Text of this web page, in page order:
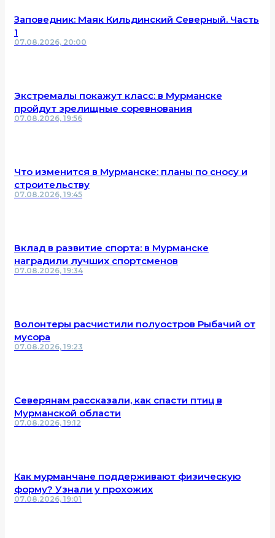
Заповедник: Маяк Кильдинский Северный. Часть
1
07.08.2026, 20:00
Экстремалы покажут класс: в Мурманске
пройдут зрелищные соревнования
07.08.2026, 19:56
Что изменится в Мурманске: планы по сносу и
строительству
07.08.2026, 19:45
Вклад в развитие спорта: в Мурманске
наградили лучших спортсменов
07.08.2026, 19:34
Волонтеры расчистили полуостров Рыбачий от
мусора
07.08.2026, 19:23
Северянам рассказали, как спасти птиц в
Мурманской области
07.08.2026, 19:12
Как мурманчане поддерживают физическую
форму? Узнали у прохожих
07.08.2026, 19:01